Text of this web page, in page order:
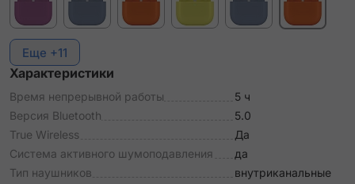
Еще +11
Характеристики
Время непрерывной работы
5 ч
Версия Bluetooth
5.0
True Wireless
Да
Система активного шумоподавления
да
Тип наушников
внутриканальные